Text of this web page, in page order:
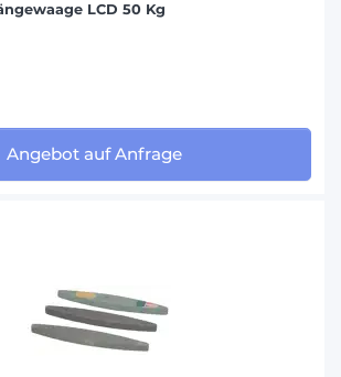
LCD 50 Kg
Angebot auf Anfrage